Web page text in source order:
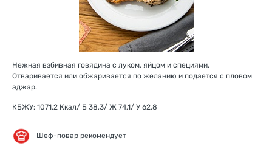
Нежная взбивная говядина с луком, яйцом и специями.
Отваривается или обжаривается по желанию и подается с пловом
аджар.
КБЖУ: 1071,2 Ккал/ Б 38,3/ Ж 74,1/ У 62,8
Шеф-повар рекомендует